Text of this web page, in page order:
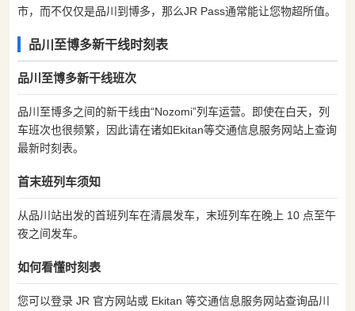
市，而不仅仅是品川到博多，那么JR Pass通常能让您物超所值。
品川至博多新干线时刻表
品川至博多新干线班次
品川至博多之间的新干线由“Nozomi”列车运营。即使在白天，列
车班次也很频繁，因此请在诸如Ekitan等交通信息服务网站上查询
最新时刻表。
首末班列车须知
从品川站出发的首班列车在清晨发车，末班列车在晚上 10 点至午
夜之间发车。
如何看懂时刻表
您可以登录 JR 官方网站或 Ekitan 等交通信息服务网站查询品川